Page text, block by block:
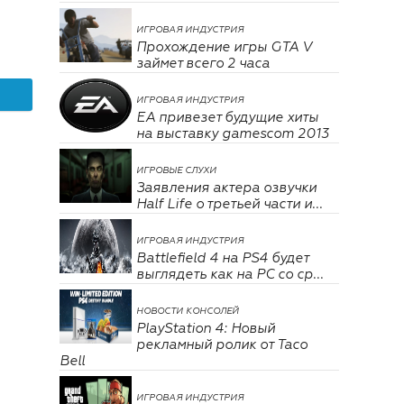
ИГРОВАЯ ИНДУСТРИЯ
Прохождение игры GTA V
займет всего 2 часа
ИГРОВАЯ ИНДУСТРИЯ
EA привезет будущие хиты
на выставку gamescom 2013
ИГРОВЫЕ СЛУХИ
Заявления актера озвучки
Half Life о третьей части и...
ИГРОВАЯ ИНДУСТРИЯ
Battlefield 4 на PS4 будет
выглядеть как на РС со ср...
НОВОСТИ КОНСОЛЕЙ
PlayStation 4: Новый
рекламный ролик от Taco
Bell
ИГРОВАЯ ИНДУСТРИЯ